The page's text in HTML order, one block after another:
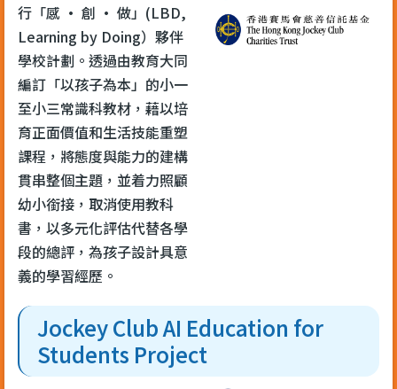
行「感 · 創 · 做」(LBD,
Learning by Doing）夥伴
學校計劃。透過由教育大同
編訂「以孩子為本」的小一
至小三常識科教材，藉以培
育正面價值和生活技能重塑
課程，將態度與能力的建構
貫串整個主題，並着力照顧
幼小銜接，取消使用教科
書，以多元化評估代替各學
段的總評，為孩子設計具意
義的學習經歷。
Jockey Club AI Education for
Students Project